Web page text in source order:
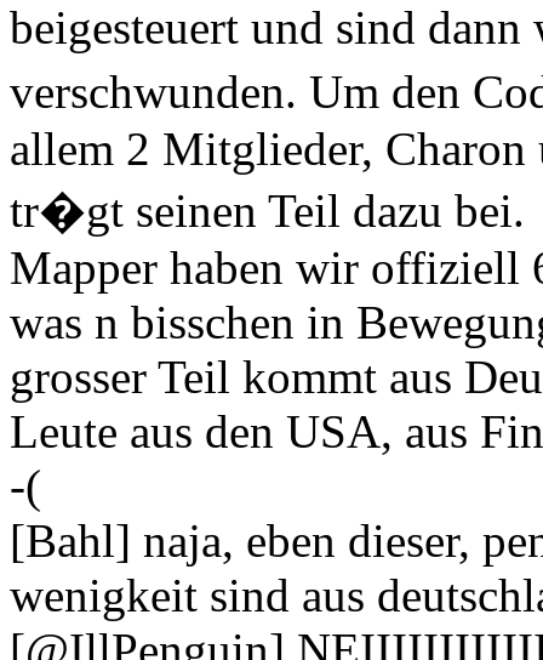
beigesteuert und sind
verschwunden. Um den
allem 2 Mitglieder,
tr�gt seinen Teil dazu bei.
Mapper haben wir offiziell
was n bisschen in
grosser Teil kommt aus
Leute aus den USA, aus
-(
[Bahl] naja, eben dieser,
wenigkeit sind aus